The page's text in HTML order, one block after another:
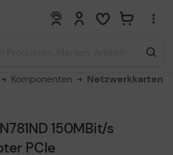
0 0
Komponenten Netzwerkkarten
150MBit/s
PCIe